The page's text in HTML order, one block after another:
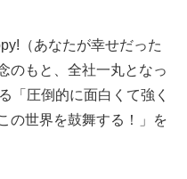
（あなたが幸せだった
のもと、全社一丸となっ
「圧倒的に面白くて強く
の世界を鼓舞する！」を